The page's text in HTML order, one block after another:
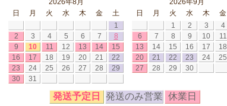
2026年8月
日
月 火 水 木 金
土
1
2
3 4 5 6 7
8
9
10 11 12 13 14
15
16
17 18 19 20 21
22
23
24 25 26 27 28
29
30
31
2026年9月
日
月 火 水 木 金
1
2 3 4
6
7 8 9 10 11
13
14 15 16 17 18
20
21 22 23 24 25
27
28 29 30
発送予定日 発送のみ営業 休業日